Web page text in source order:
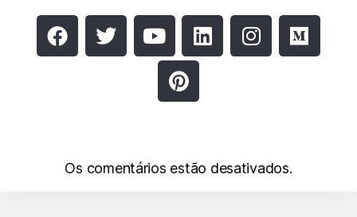
Os comentários estão desativados.